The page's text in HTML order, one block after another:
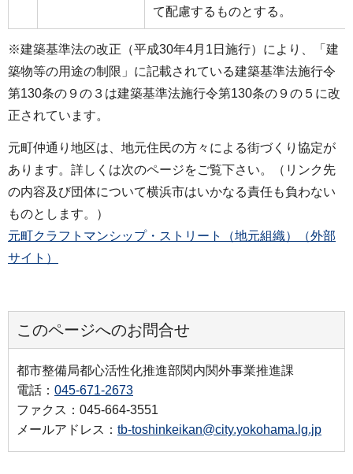
て配慮するものとする。
※建築基準法の改正（平成30年4月1日施行）により、「建
築物等の用途の制限」に記載されている建築基準法施行令
第130条の９の３は建築基準法施行令第130条の９の５に改
正されています。
元町仲通り地区は、地元住民の方々による街づくり協定が
あります。詳しくは次のページをご覧下さい。（リンク先
の内容及び団体について横浜市はいかなる責任も負わない
ものとします。）
元町クラフトマンシップ・ストリート（地元組織）（外部
サイト）
このページへのお問合せ
都市整備局都心活性化推進部関内関外事業推進課
電話： 045-671-2673
ファクス：045-664-3551
メールアドレス： tb-toshinkeikan@city.yokohama.lg.jp